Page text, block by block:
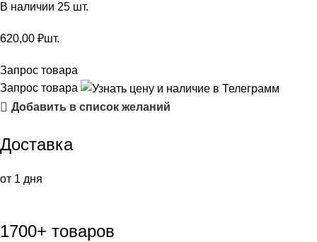
В наличии 25 шт.
620,00 ₽шт.
Запрос товара
Запрос товара
Добавить в список желаний
Доставка
от 1 дня
1700+ товаров